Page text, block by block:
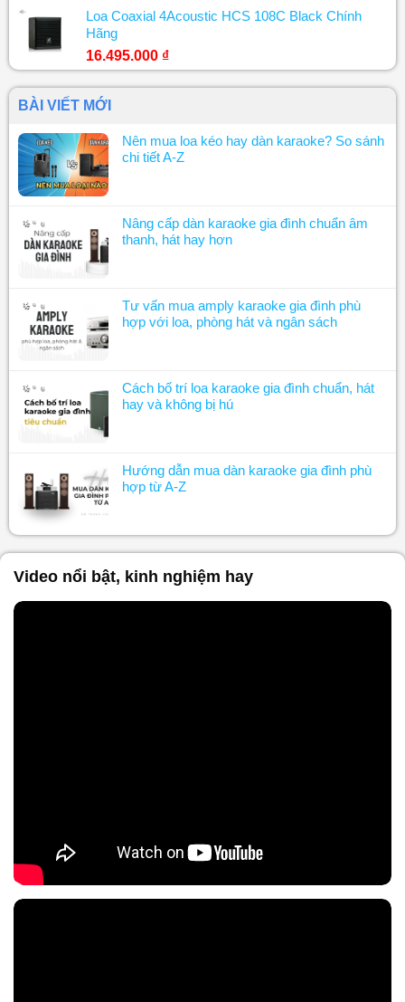
Loa Coaxial 4Acoustic HCS 108C Black Chính
Hãng
16.495.000 ₫
BÀI VIẾT MỚI
Nên mua loa kéo hay dàn karaoke? So sánh
chi tiết A-Z
Nâng cấp dàn karaoke gia đình chuẩn âm
thanh, hát hay hơn
Tư vấn mua amply karaoke gia đình phù
hợp với loa, phòng hát và ngân sách
Cách bố trí loa karaoke gia đình chuẩn, hát
hay và không bị hú
Hướng dẫn mua dàn karaoke gia đình phù
hợp từ A-Z
Video nổi bật, kinh nghiệm hay